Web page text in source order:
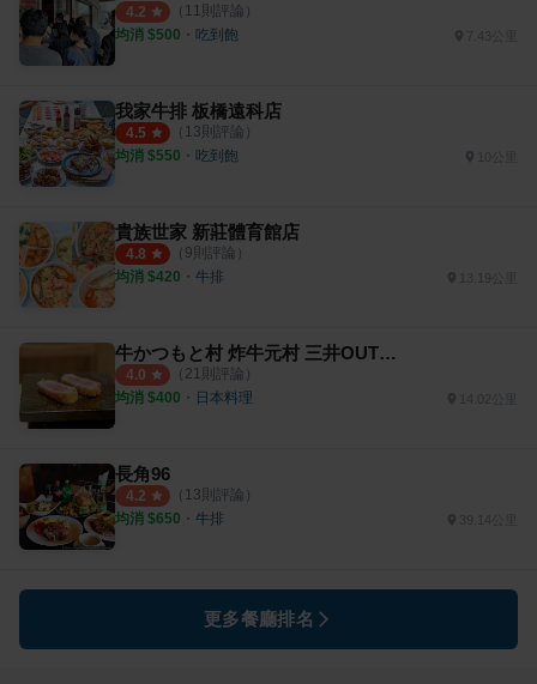
4.2 （ 11則評論）
均消 $500 ・ 吃到飽 7.43公里
我家牛排 板橋遠科店
4.5 （ 13則評論）
均消 $550 ・ 吃到飽
貴族世家 新莊體育館店
4.8 （ 9則評論）
均消 $420 ・ 牛排
牛かつもと村 炸牛元村 三井OUTLET PARK
4.0 （ 21則評論）
均消 $400 ・ 日本料理 14.02公里
長角96
4.2 （ 13則評論）
均消 $650 ・ 牛排 39.14公里
更多餐廳排名